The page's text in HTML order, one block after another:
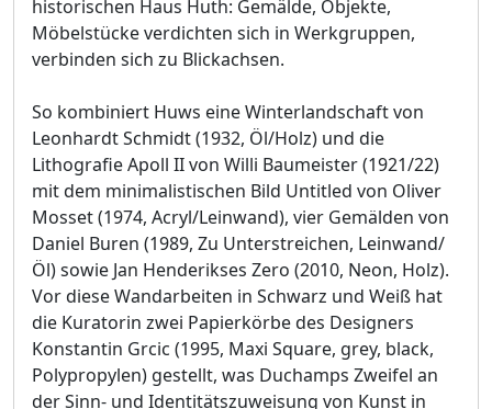
historischen Haus Huth: Gemälde, Objekte,
Möbelstücke verdichten sich in Werkgruppen,
verbinden sich zu Blickachsen.
So kombiniert Huws eine Winterlandschaft von
Leonhardt Schmidt (1932, Öl/Holz) und die
Lithografie Apoll II von Willi Baumeister (1921/22)
mit dem minimalistischen Bild Untitled von Oliver
Mosset (1974, Acryl/Leinwand), vier Gemälden von
Daniel Buren (1989, Zu Unterstreichen, Leinwand/
Öl) sowie Jan Henderikses Zero (2010, Neon, Holz).
Vor diese Wandarbeiten in Schwarz und Weiß hat
die Kuratorin zwei Papierkörbe des Designers
Konstantin Grcic (1995, Maxi Square, grey, black,
Polypropylen) gestellt, was Duchamps Zweifel an
der Sinn- und Identitätszuweisung von Kunst in